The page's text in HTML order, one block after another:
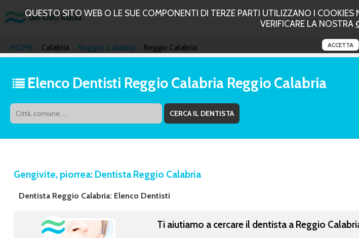
QUESTO SITO WEB O LE SUE COMPONENTI DI TERZE PARTI UTILIZZANO I COOKIES
VERIFICARE LA NOSTRA
ACCETTA
HOME Calabria Reggio Calabria Reggio Calabria
Elenco Dentisti Reggio Calabria Reggio Calabria
Gengivite, piorrea: Dentista Reggio Calabria
Dentista Reggio Calabria: Elenco Dentisti
Ti aiutiamo a cercare il dentista a Reggio